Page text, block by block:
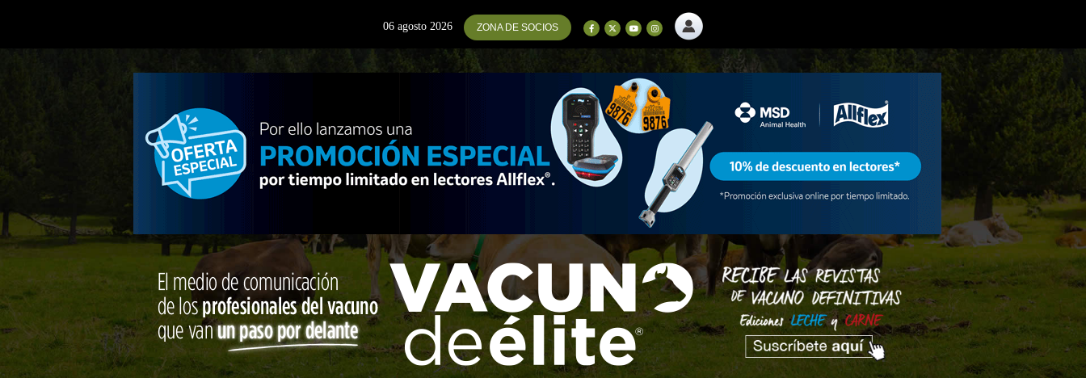
06 agosto 2026 ZONA DE SOCIOS